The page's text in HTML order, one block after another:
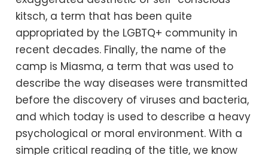
kitsch, a term that has been quite
appropriated by the LGBTQ+ community in
recent decades. Finally, the name of the
camp is Miasma, a term that was used to
describe the way diseases were transmitted
before the discovery of viruses and bacteria,
and which today is used to describe a heavy
psychological or moral environment. With a
simple critical reading of the title, we know